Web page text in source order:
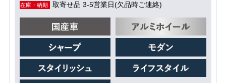
在庫・納期 取寄せ品 3-5営業日(欠品時ご連絡)